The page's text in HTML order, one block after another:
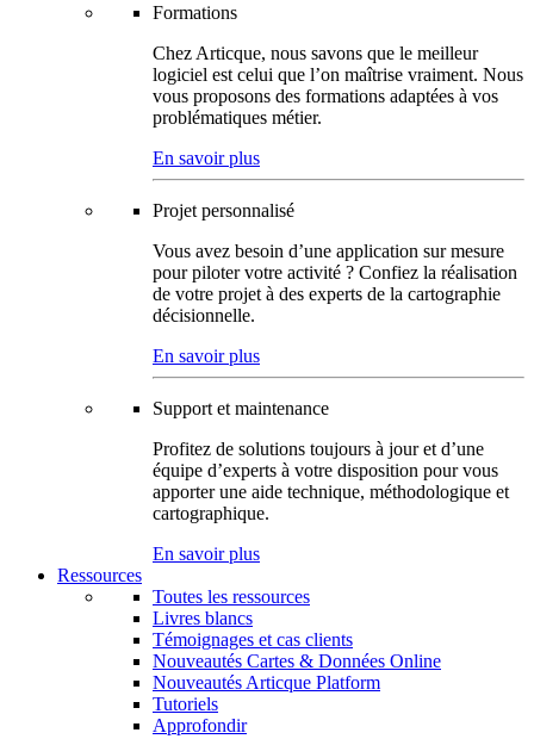
Formations
Chez Articque, nous savons que le meilleur
logiciel est celui que l’on maîtrise vraiment. Nous
vous proposons des formations adaptées à vos
problématiques métier.
En savoir plus
Projet personnalisé
Vous avez besoin d’une application sur mesure
pour piloter votre activité ? Confiez la réalisation
de votre projet à des experts de la cartographie
décisionnelle.
En savoir plus
Support et maintenance
Profitez de solutions toujours à jour et d’une
équipe d’experts à votre disposition pour vous
apporter une aide technique, méthodologique et
cartographique.
En savoir plus
Ressources
Toutes les ressources
Livres blancs
Témoignages et cas clients
Nouveautés Cartes & Données Online
Nouveautés Articque Platform
Tutoriels
Approfondir